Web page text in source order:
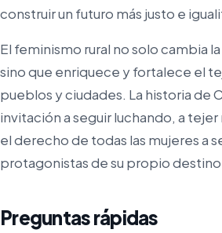
construir un futuro más justo e
El feminismo rural no solo cambia
sino que enriquece y fortalece el
pueblos y ciudades. La historia de
invitación a seguir luchando, a
el derecho de todas las mujeres a
protagonistas de su propio
Preguntas rápidas